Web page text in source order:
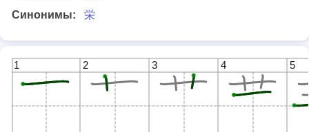
Синонимы:
栄
1 2 3 4 5